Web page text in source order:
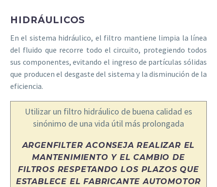
HIDRÁULICOS
En el sistema hidráulico, el filtro mantiene limpia la línea
del fluido que recorre todo el circuito, protegiendo todos
sus componentes, evitando el ingreso de partículas sólidas
que producen el desgaste del sistema y la disminución de la
eficiencia.
Utilizar un filtro hidráulico de buena calidad es
sinónimo de una vida útil más prolongada
ARGENFILTER ACONSEJA REALIZAR EL
MANTENIMIENTO Y EL CAMBIO DE
FILTROS RESPETANDO LOS PLAZOS QUE
ESTABLECE EL FABRICANTE AUTOMOTOR